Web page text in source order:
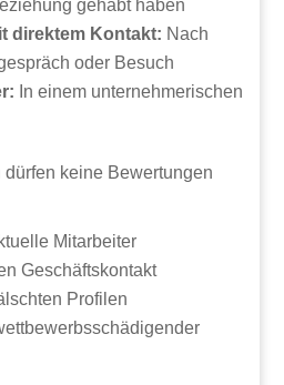
gehabt haben
direktem Kontakt: Nach
oder Besuch
In einem unternehmerischen
keine Bewertungen
Mitarbeiter
Geschäftskontakt
Profilen